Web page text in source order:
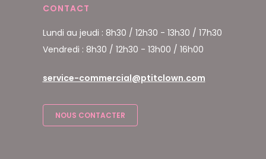
CONTACT
Lundi au jeudi : 8h30 / 12h30 - 13h30 / 17h30
Vendredi : 8h30 / 12h30 - 13h00 / 16h00
service-commercial@ptitclown.com
NOUS CONTACTER